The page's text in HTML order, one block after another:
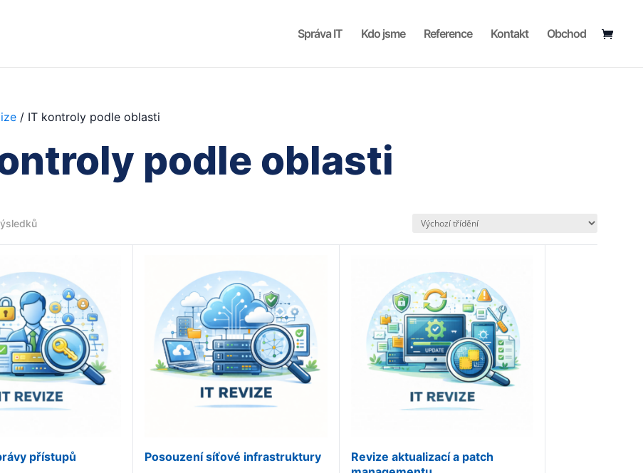
Správa IT Kdo jsme Reference Kontakt Obchod
/ IT kontroly podle oblasti
podle oblasti
přístupů Posouzení síťové infrastruktury
Revize aktualizací a patch